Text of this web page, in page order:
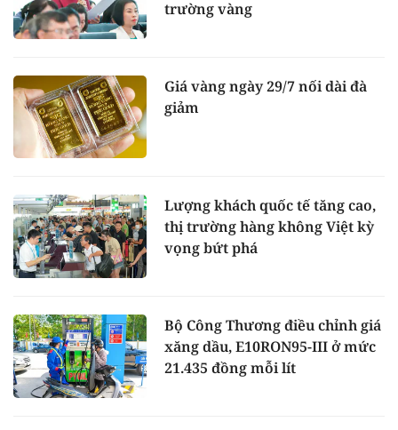
trường vàng
Giá vàng ngày 29/7 nối dài đà
giảm
Lượng khách quốc tế tăng cao,
thị trường hàng không Việt kỳ
vọng bứt phá
Bộ Công Thương điều chỉnh giá
xăng dầu, E10RON95-III ở mức
21.435 đồng mỗi lít